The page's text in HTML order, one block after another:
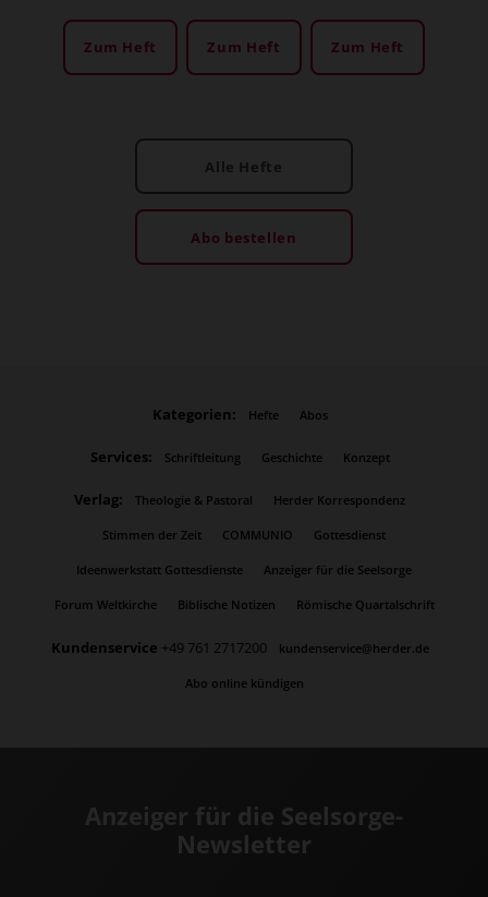
Zum Heft Zum Heft Zum Heft
Alle Hefte
Abo bestellen
Kategorien: Hefte Abos
Services: Schriftleitung Geschichte Konzept
Verlag: Theologie & Pastoral Herder Korrespondenz
Stimmen der Zeit COMMUNIO Gottesdienst
Ideenwerkstatt Gottesdienste Anzeiger für die Seelsorge
Forum Weltkirche Biblische Notizen Römische Quartalschrift
Kundenservice +49 761 2717200 kundenservice@herder.de
Abo online kündigen
Anzeiger für die Seelsorge-
Newsletter